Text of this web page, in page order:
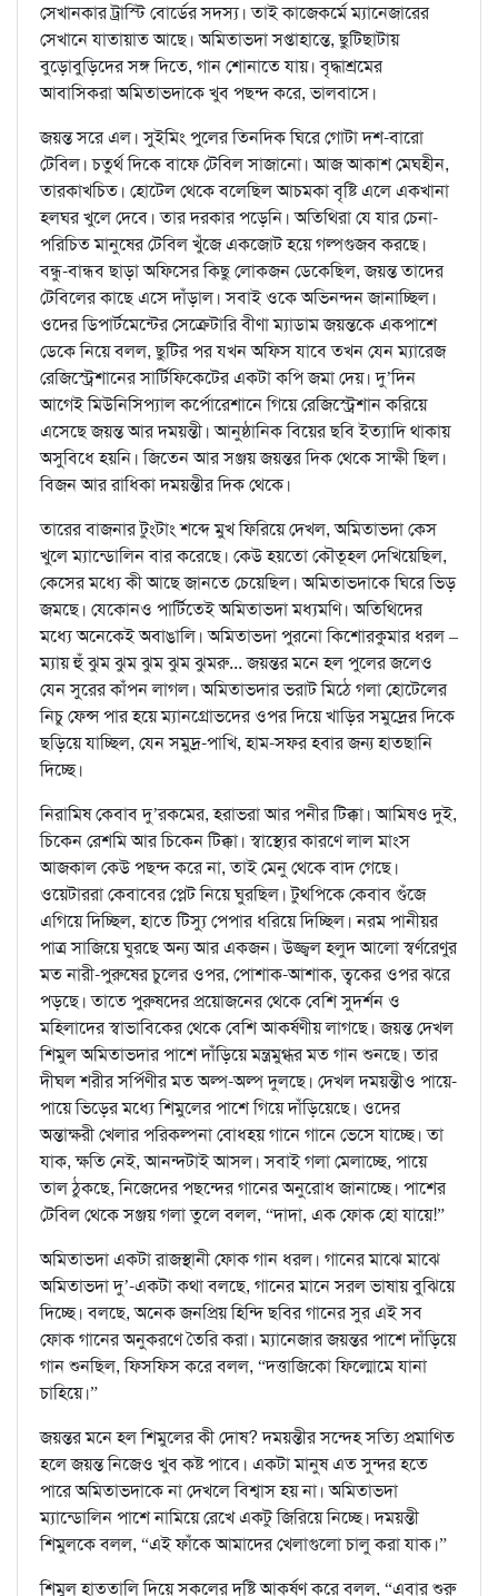
সেখানকার ট্রাস্টি বোর্ডের সদস্য। তাই কাজেকর্মে ম্যানেজারের
সেখানে যাতায়াত আছে। অমিতাভদা সপ্তাহান্তে, ছুটিছাটায়
বুড়োবুড়িদের সঙ্গ দিতে, গান শোনাতে যায়। বৃদ্ধাশ্রমের
আবাসিকরা অমিতাভদাকে খুব পছন্দ করে, ভালবাসে।
জয়ন্ত সরে এল। সুইমিং পুলের তিনদিক ঘিরে গোটা দশ-বারো
টেবিল। চতুর্থ দিকে বাফে টেবিল সাজানো। আজ আকাশ মেঘহীন,
তারকাখচিত। হোটেল থেকে বলেছিল আচমকা বৃষ্টি এলে একখানা
হলঘর খুলে দেবে। তার দরকার পড়েনি। অতিথিরা যে যার চেনা-
পরিচিত মানুষের টেবিল খুঁজে একজোট হয়ে গল্পগুজব করছে।
বন্ধু-বান্ধব ছাড়া অফিসের কিছু লোকজন ডেকেছিল, জয়ন্ত তাদের
টেবিলের কাছে এসে দাঁড়াল। সবাই ওকে অভিনন্দন জানাচ্ছিল।
ওদের ডিপার্টমেন্টের সেক্রেটারি বীণা ম্যাডাম জয়ন্তকে একপাশে
ডেকে নিয়ে বলল, ছুটির পর যখন অফিস যাবে তখন যেন ম্যারেজ
রেজিস্ট্রেশানের সার্টিফিকেটের একটা কপি জমা দেয়। দু’দিন
আগেই মিউনিসিপ্যাল কর্পোরেশানে গিয়ে রেজিস্ট্রেশান করিয়ে
এসেছে জয়ন্ত আর দময়ন্তী। আনুষ্ঠানিক বিয়ের ছবি ইত্যাদি থাকায়
অসুবিধে হয়নি। জিতেন আর সঞ্জয় জয়ন্তর দিক থেকে সাক্ষী ছিল।
বিজন আর রাধিকা দময়ন্তীর দিক থেকে।
তারের বাজনার টুংটাং শব্দে মুখ ফিরিয়ে দেখল, অমিতাভদা কেস
খুলে ম্যান্ডোলিন বার করেছে। কেউ হয়তো কৌতূহল দেখিয়েছিল,
কেসের মধ্যে কী আছে জানতে চেয়েছিল। অমিতাভদাকে ঘিরে ভিড়
জমছে। যেকোনও পার্টিতেই অমিতাভদা মধ্যমণি। অতিথিদের
মধ্যে অনেকেই অবাঙালি। অমিতাভদা পুরনো কিশোরকুমার ধরল –
ম্যায় হুঁ ঝুম ঝুম ঝুম ঝুম ঝুমরু... জয়ন্তর মনে হল পুলের জলেও
যেন সুরের কাঁপন লাগল। অমিতাভদার ভরাট মিঠে গলা হোটেলের
নিচু ফেন্স পার হয়ে ম্যানগ্রোভদের ওপর দিয়ে খাড়ির সমুদ্রের দিকে
ছড়িয়ে যাচ্ছিল, যেন সমুদ্র-পাখি, হাম-সফর হবার জন্য হাতছানি
দিচ্ছে।
নিরামিষ কেবাব দু’রকমের, হরাভরা আর পনীর টিক্কা। আমিষও দুই,
চিকেন রেশমি আর চিকেন টিক্কা। স্বাস্থ্যের কারণে লাল মাংস
আজকাল কেউ পছন্দ করে না, তাই মেনু থেকে বাদ গেছে।
ওয়েটাররা কেবাবের প্লেট নিয়ে ঘুরছিল। টুথপিকে কেবাব গুঁজে
এগিয়ে দিচ্ছিল, হাতে টিস্যু পেপার ধরিয়ে দিচ্ছিল। নরম পানীয়র
পাত্র সাজিয়ে ঘুরছে অন্য আর একজন। উজ্জ্বল হলুদ আলো স্বর্ণরেণুর
মত নারী-পুরুষের চুলের ওপর, পোশাক-আশাক, ত্বকের ওপর ঝরে
পড়ছে। তাতে পুরুষদের প্রয়োজনের থেকে বেশি সুদর্শন ও
মহিলাদের স্বাভাবিকের থেকে বেশি আকর্ষণীয় লাগছে। জয়ন্ত দেখল
শিমুল অমিতাভদার পাশে দাঁড়িয়ে মন্ত্রমুগ্ধর মত গান শুনছে। তার
দীঘল শরীর সর্পিণীর মত অল্প-অল্প দুলছে। দেখল দময়ন্তীও পায়ে-
পায়ে ভিড়ের মধ্যে শিমুলের পাশে গিয়ে দাঁড়িয়েছে। ওদের
অন্তাক্ষরী খেলার পরিকল্পনা বোধহয় গানে গানে ভেসে যাচ্ছে। তা
যাক, ক্ষতি নেই, আনন্দটাই আসল। সবাই গলা মেলাচ্ছে, পায়ে
তাল ঠুকছে, নিজেদের পছন্দের গানের অনুরোধ জানাচ্ছে। পাশের
টেবিল থেকে সঞ্জয় গলা তুলে বলল, “দাদা, এক ফোক হো যায়ে!”
অমিতাভদা একটা রাজস্থানী ফোক গান ধরল। গানের মাঝে মাঝে
অমিতাভদা দু’-একটা কথা বলছে, গানের মানে সরল ভাষায় বুঝিয়ে
দিচ্ছে। বলছে, অনেক জনপ্রিয় হিন্দি ছবির গানের সুর এই সব
ফোক গানের অনুকরণে তৈরি করা। ম্যানেজার জয়ন্তর পাশে দাঁড়িয়ে
গান শুনছিল, ফিসফিস করে বলল, “দত্তাজিকো ফিল্মোমে যানা
চাহিয়ে।”
জয়ন্তর মনে হল শিমুলের কী দোষ? দময়ন্তীর সন্দেহ সত্যি প্রমাণিত
হলে জয়ন্ত নিজেও খুব কষ্ট পাবে। একটা মানুষ এত সুন্দর হতে
পারে অমিতাভদাকে না দেখলে বিশ্বাস হয় না। অমিতাভদা
ম্যান্ডোলিন পাশে নামিয়ে রেখে একটু জিরিয়ে নিচ্ছে। দময়ন্তী
শিমুলকে বলল, “এই ফাঁকে আমাদের খেলাগুলো চালু করা যাক।”
শিমুল হাততালি দিয়ে সকলের দৃষ্টি আকর্ষণ করে বলল, “এবার শুরু